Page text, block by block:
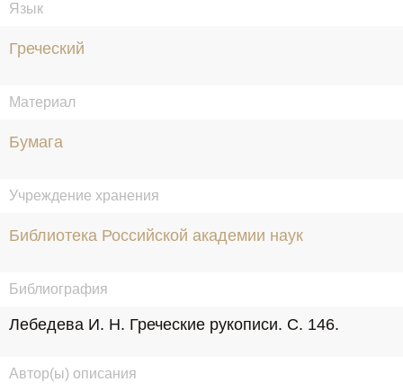
Язык
Греческий
Материал
Бумага
Учреждение хранения
Библиотека Российской академии наук
Библиография
Лебедева И. Н. Греческие рукописи. С. 146.
Автор(ы) описания